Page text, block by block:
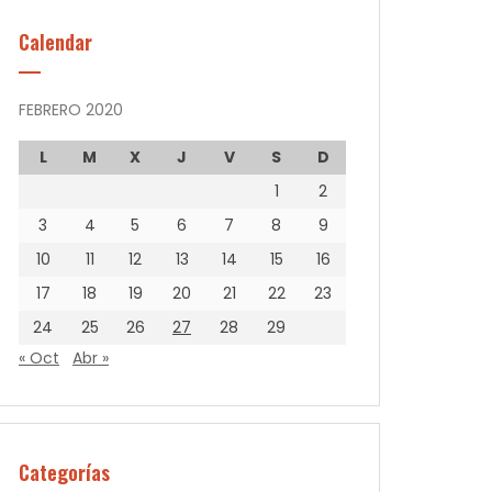
Calendar
FEBRERO 2020
L M X J V S
D
1
2
3
4 5 6 7 8
9
10
11 12 13 14 15
16
17
18 19 20 21 22
23
24
25 26 27 28
29
« Oct
Abr »
Categorías